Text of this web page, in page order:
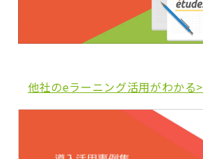
他社のeラーニング活用がわかる>